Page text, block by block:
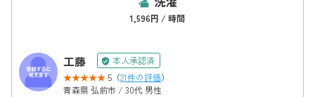
1,596円 / 時間
工藤
本人承認済
5（21件の評価）
青森県 弘前市 / 30代 男性